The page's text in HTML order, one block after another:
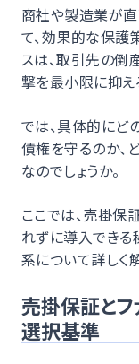
商社や製造業が
て、効果的な保護
スは、取引先の倒
撃を最小限に抑え
では、具体的に
債権を守るのか、
なのでしょうか。
ここでは、売掛保
れずに導入できる
系について詳しく
売掛保証と
選択基準